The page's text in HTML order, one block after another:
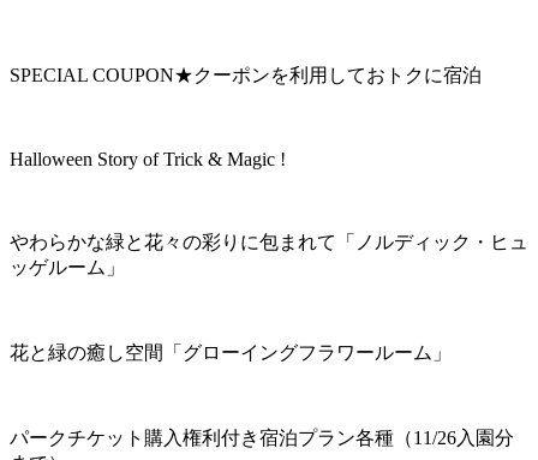
SPECIAL COUPON★クーポンを利用しておトクに宿泊
Halloween Story of Trick & Magic !
やわらかな緑と花々の彩りに包まれて「ノルディック・ヒュ
ッゲルーム」
花と緑の癒し空間「グローイングフラワールーム」
パークチケット購入権利付き宿泊プラン各種（11/26入園分